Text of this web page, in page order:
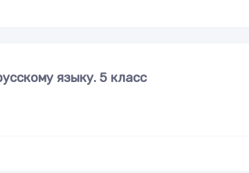
языку. 5 класс